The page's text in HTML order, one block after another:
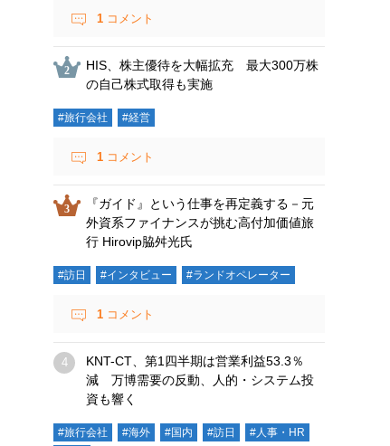
1 コメント
HIS、株主優待を大幅拡充 最大300万株
の自己株式取得も実施
#旅行会社 #経営
1 コメント
『ガイド』という仕事を再定義する－元
外資系ファイナンスが挑む高付加価値旅
行 Hirovip脇舛光氏
#訪日 #インタビュー #ランドオペレーター
1 コメント
KNT-CT、第1四半期は営業利益53.3％
減 万博需要の反動、人的・システム投
資も響く
#旅行会社 #海外 #国内 #訪日 #人事・HR